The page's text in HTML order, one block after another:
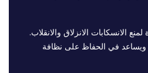
الانسكابات الانزلاق والانقلاب.
ويساعد في الحفاظ على نظافة